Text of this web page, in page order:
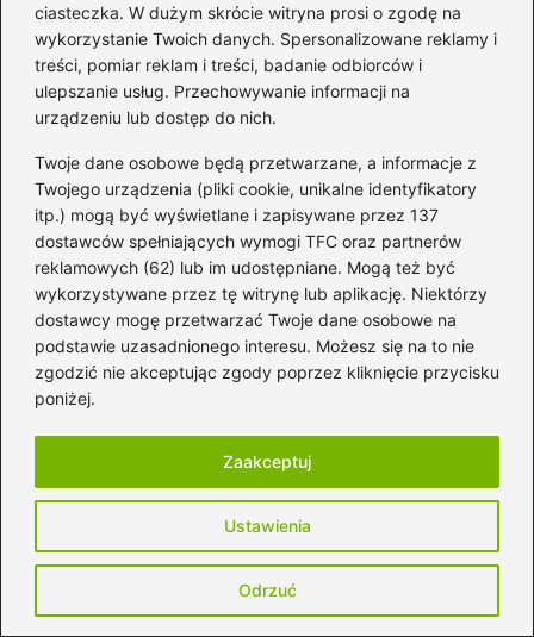
ciasteczka. W dużym skrócie witryna prosi o zgodę na
wykorzystanie Twoich danych. Spersonalizowane reklamy i
treści, pomiar reklam i treści, badanie odbiorców i
ulepszanie usług. Przechowywanie informacji na
urządzeniu lub dostęp do nich.
Twoje dane osobowe będą przetwarzane, a informacje z
Twojego urządzenia (pliki cookie, unikalne identyfikatory
itp.) mogą być wyświetlane i zapisywane przez 137
dostawców spełniających wymogi TFC oraz partnerów
reklamowych (62) lub im udostępniane. Mogą też być
wykorzystywane przez tę witrynę lub aplikację. Niektórzy
dostawcy mogę przetwarzać Twoje dane osobowe na
podstawie uzasadnionego interesu. Możesz się na to nie
zgodzić nie akceptując zgody poprzez kliknięcie przycisku
poniżej.
Ustawienia
Odrzuć
Zaakceptuj
Poniżej przedstawiamy kilka kluczowych
aspektów męskości w dzisiejszym świecie:
Umiejętność wyrażania emocji
Współpraca w relacjach
Otwartość na zmiany
Odpowiedzialność i dojrzałość
Wsparcie dla innych
Pytania i odpowiedzi
Jak piosenka „Gdzie ci mężczyźni?” wpisuje
Piosenka „Gdzie ci mężczyźni?” odzwierciedla
współczesne zawirowania w relacjach
międzyludzkich, wywołując dyskusję na temat
męskiej wrażliwości. Dzięki niej mężczyźni
mogą zrozumieć, że mają prawo do